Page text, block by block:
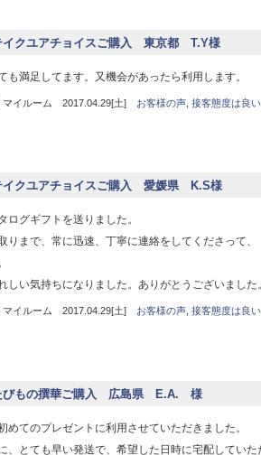
イクユアチョイスご購入 東京都 T.Y様
も満足してます。又機会があったら利用します。
マイルーム 2017.04.29[土] お客様の声, 接客態度は良
イクユアチョイスご購入 愛媛県 K.S様
ログギフトを送りました。
りまで、常に迅速、丁寧に連絡をしてくださって、
しい気持ちになりました。ありがとうございました
マイルーム 2017.04.29[土] お客様の声, 接客態度は良
びもの撰華ご購入 広島県 E.A. 様
めてのプレゼントに利用させていただきました。
、とても早い発送で、希望した日時に宅配していた